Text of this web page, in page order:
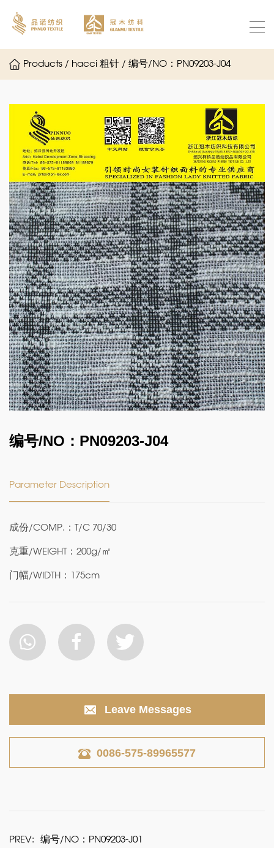
Products / hacci 粗针 / 编号/NO：PN09203-J04
编号/NO：PN09203-J04
Parameter Description
成份/COMP.：T/C 70/30
克重/WEIGHT：200g/㎡
门幅/WIDTH：175cm
Leave Messages
0086-575-89965577
PREV: 编号/NO：PN09203-J01